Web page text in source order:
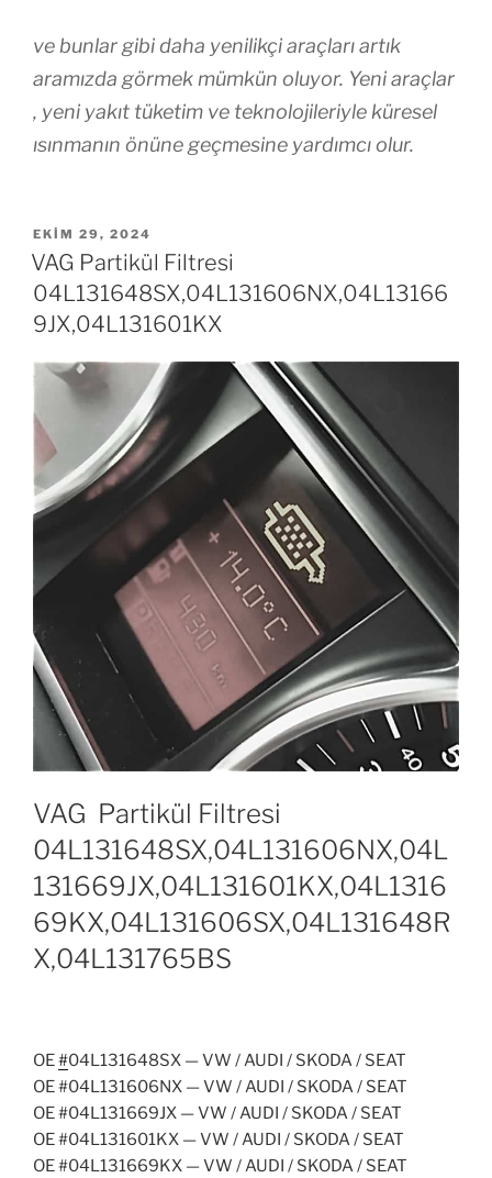
ve bunlar gibi daha yenilikçi araçları artık
aramızda görmek mümkün oluyor. Yeni araçlar
, yeni yakıt tüketim ve teknolojileriyle küresel
ısınmanın önüne geçmesine yardımcı olur.
YAYIM
TARIHI
EKIM 29, 2024
VAG Partikül Filtresi
04L131648SX,04L131606NX,04L13166
9JX,04L131601KX
VAG Partikül Filtresi
04L131648SX,04L131606NX,04L
131669JX,04L131601KX,04L1316
69KX,04L131606SX,04L131648R
X,04L131765BS
OE#04L131648SX — VW / AUDI / SKODA / SEAT
OE#04L131606NX — VW / AUDI / SKODA / SEAT
OE#04L131669JX — VW / AUDI / SKODA / SEAT
OE#04L131601KX — VW / AUDI / SKODA / SEAT
OE#04L131669KX — VW / AUDI / SKODA / SEAT